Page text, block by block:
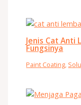
Jenis Cat Anti
Fungsinya
Paint Coating,